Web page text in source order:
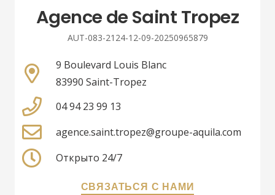
Agence de Saint Tropez
AUT-083-2124-12-09-20250965879
9 Boulevard Louis Blanc
83990 Saint-Tropez
04 94 23 99 13
agence.saint.tropez@groupe-aquila.com
Открыто 24/7
СВЯЗАТЬСЯ С НАМИ